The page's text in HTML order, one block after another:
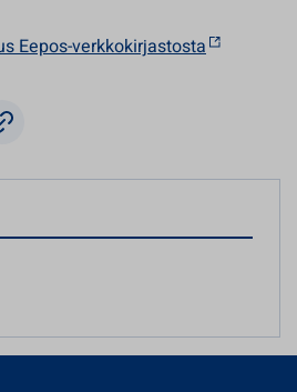
Eepos-verkkokirjastosta